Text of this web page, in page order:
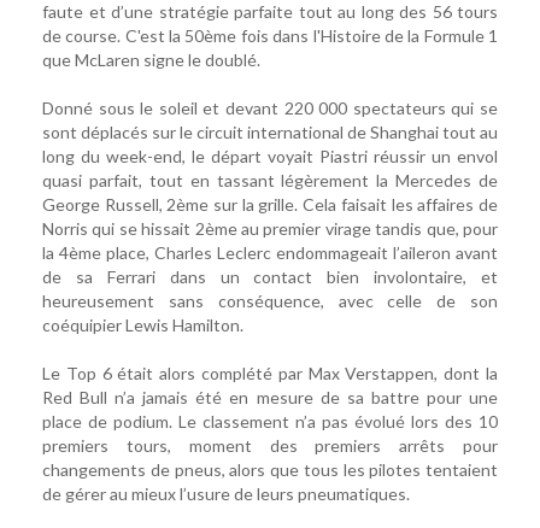
faute et d’une stratégie parfaite tout au long des 56 tours
de course. C'est la 50ème fois dans l'Histoire de la Formule 1
que McLaren signe le doublé.
Donné sous le soleil et devant 220 000 spectateurs qui se
sont déplacés sur le circuit international de Shanghai tout au
long du week-end, le départ voyait Piastri réussir un envol
quasi parfait, tout en tassant légèrement la Mercedes de
George Russell, 2ème sur la grille. Cela faisait les affaires de
Norris qui se hissait 2ème au premier virage tandis que, pour
la 4ème place, Charles Leclerc endommageait l’aileron avant
de sa Ferrari dans un contact bien involontaire, et
heureusement sans conséquence, avec celle de son
coéquipier Lewis Hamilton.
Le Top 6 était alors complété par Max Verstappen, dont la
Red Bull n’a jamais été en mesure de sa battre pour une
place de podium. Le classement n’a pas évolué lors des 10
premiers tours, moment des premiers arrêts pour
changements de pneus, alors que tous les pilotes tentaient
de gérer au mieux l’usure de leurs pneumatiques.